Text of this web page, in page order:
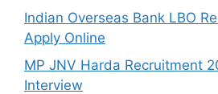
Indian Overseas Bank LBO
Apply Online
MP JNV Harda Recruitment
Interview